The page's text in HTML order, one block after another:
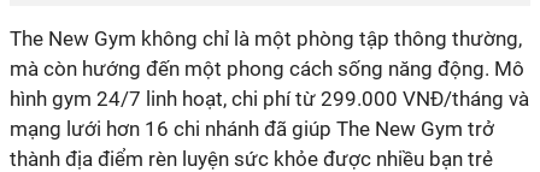
mà còn hướng đến một phong cách sống năng động. Mô
hình gym 24/7 linh hoạt, chi phí từ 299.000 VNĐ/tháng và
mạng lưới hơn 16 chi nhánh đã giúp The New Gym trở
thành địa điểm rèn luyện sức khỏe được nhiều bạn trẻ